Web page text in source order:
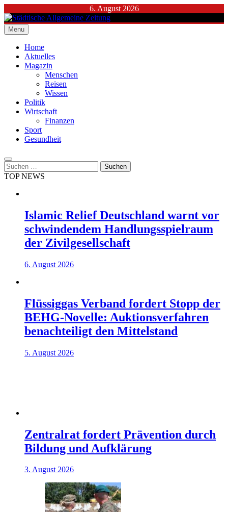
to
content
6. August 2026
Städtische Allgemeine Zeitung
Menu
Home
Aktuelles
Magazin
Menschen
Reisen
Wissen
Politik
Wirtschaft
Finanzen
Sport
Gesundheit
Suchen
nach:
TOP NEWS
Islamic Relief Deutschland warnt vor
schwindendem Handlungsspielraum
der Zivilgesellschaft
6. August 2026
Flüssiggas Verband fordert Stopp der
BEHG-Novelle: Auktionsverfahren
benachteiligt den Mittelstand
5. August 2026
Zentralrat fordert Prävention durch
Bildung und Aufklärung
3. August 2026